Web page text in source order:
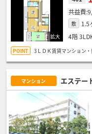
敷 1.5
4階
3ＬＤＫ賃貸マンション
マンション エステ